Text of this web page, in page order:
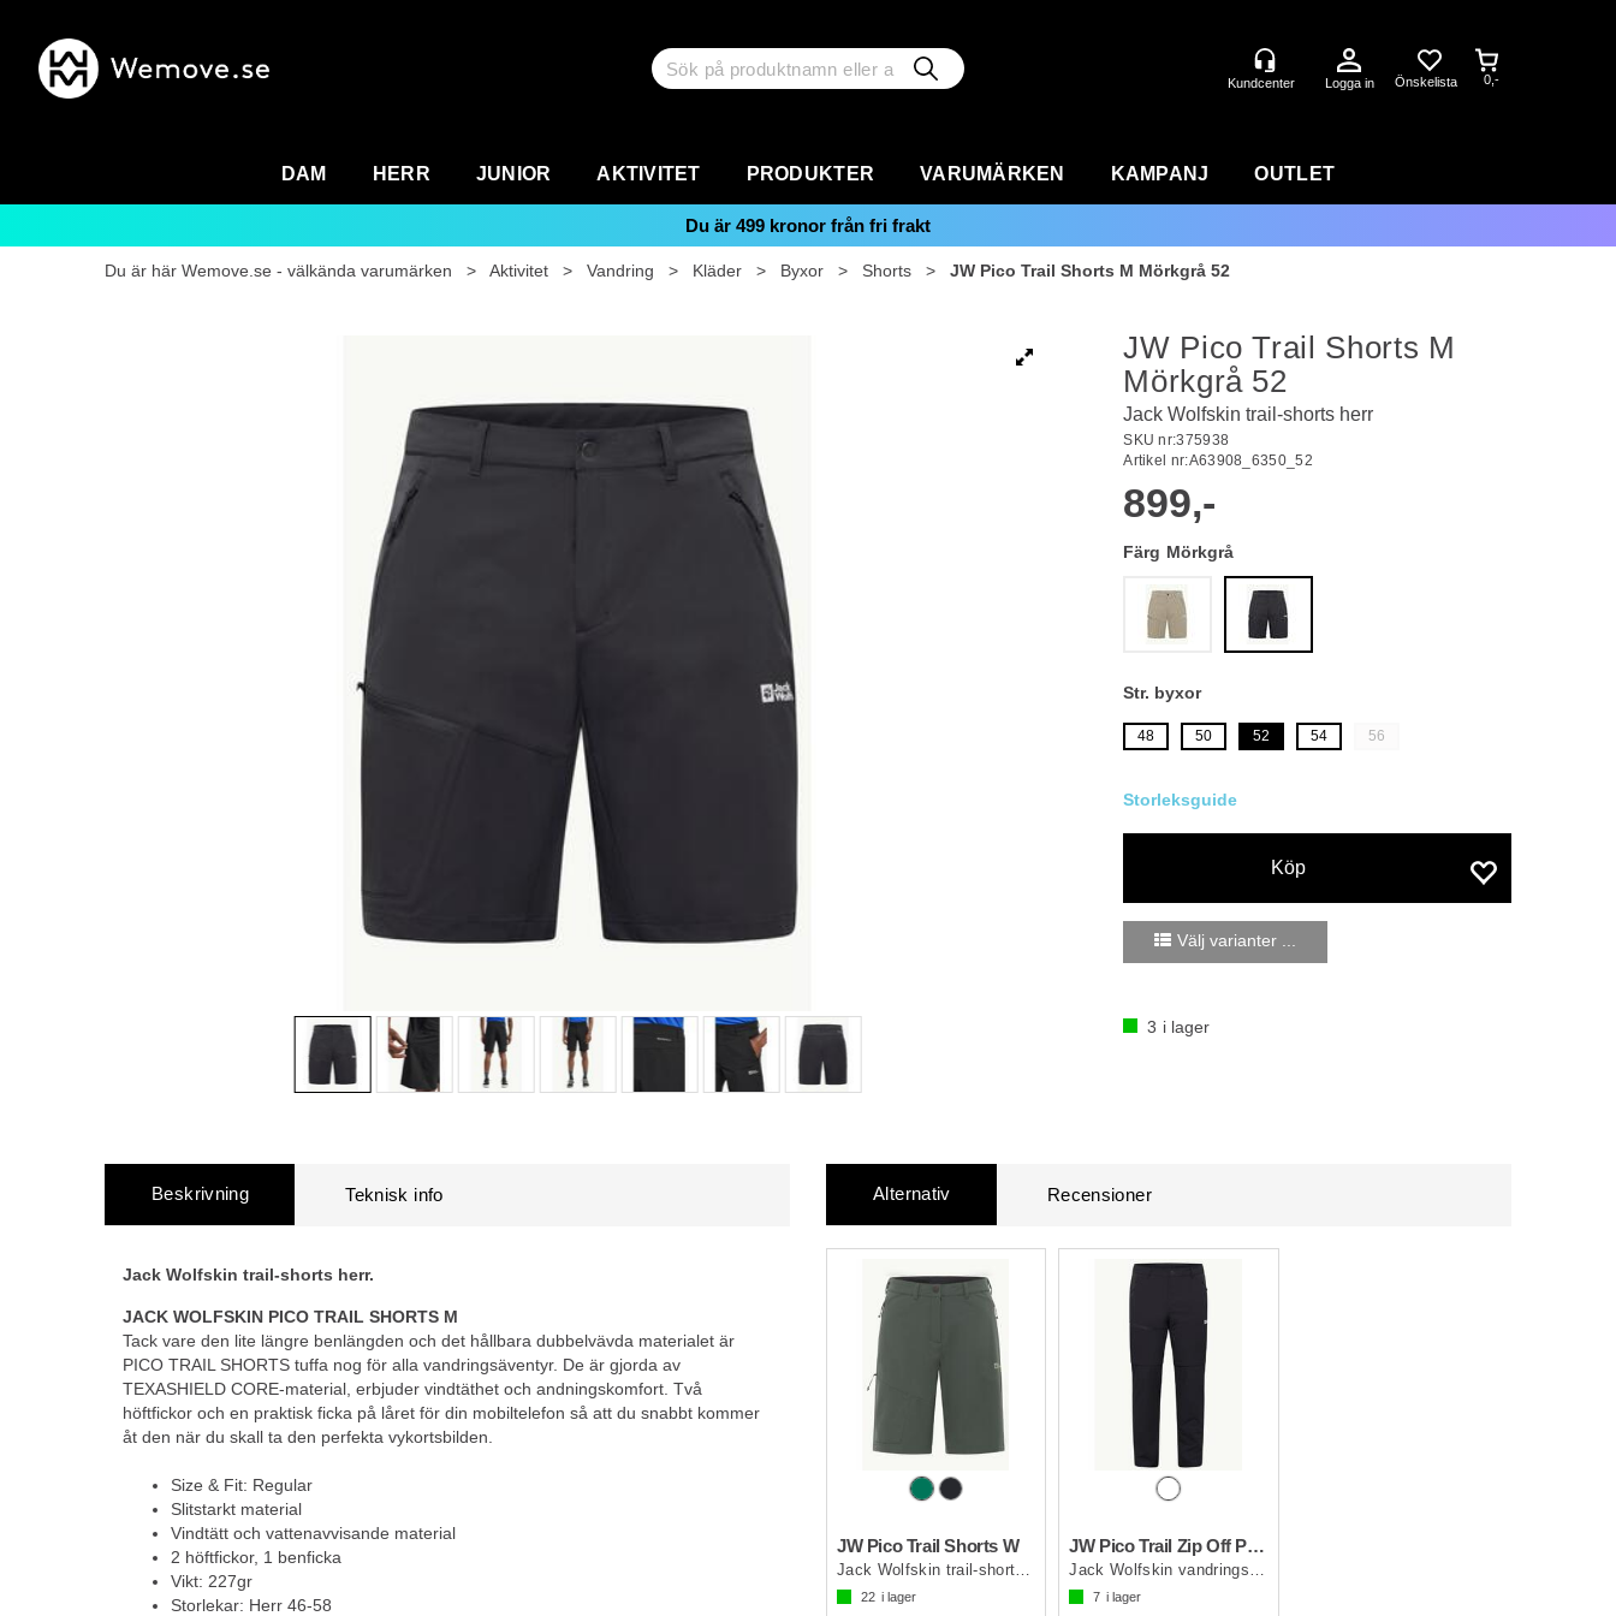
Logga in 0,-
DAM HERR JUNIOR AKTIVITET PRODUKTER VARUMÄRKEN KAMPANJ OUTLET
Du är 499 kronor från fri frakt
Du är här Wemove.se - välkända varumärken > Aktivitet > Vandring > Kläder > Byxor > Shorts > JW Pico Trail Shorts M Mörkgrå 52
JW Pico Trail Shorts M
Mörkgrå 52
Jack Wolfskin trail-shorts herr
SKU nr:375938
Artikel nr:A63908_6350_52
899,-
Färg Mörkgrå
Str. byxor
48 50 52 54 56
Köp
Välj varianter ...
3 i lager
Beskrivning
Jack Wolfskin trail-shorts herr.
JACK WOLFSKIN PICO TRAIL SHORTS M
Tack vare den lite längre benlängden och det hållbara dubbelvävda materialet är
PICO TRAIL SHORTS tuffa nog för alla vandringsäventyr. De är gjorda av
TEXASHIELD CORE-material, erbjuder vindtäthet och andningskomfort. Två
höftfickor och en praktisk ficka på låret för din mobiltelefon så att du snabbt kommer
åt den när du skall ta den perfekta vykortsbilden.
Size & Fit: Regular
Slitstarkt material
Vindtätt och vattenavvisande material
2 höftfickor, 1 benficka
Vikt: 227gr
Storlekar: Herr 46-58
Alternativ Recensioner
JW Pico Trail Shorts W
Jack Wolfskin trail-shorts dam
22 i lager
JW Pico Trail Zip Off Pant M
Jack Wolfskin vandringsbyxa herr
7 i lager